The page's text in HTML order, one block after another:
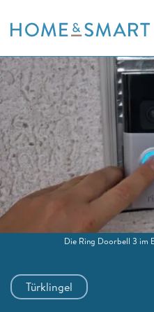
to
Türklingel
Die Ring Doorbell 3 im